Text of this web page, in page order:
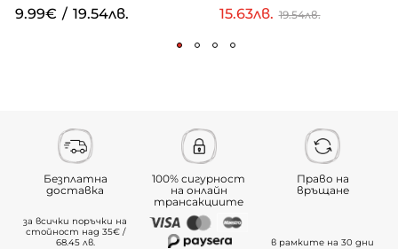
9.99€ / 19.54лв.
15.63лв. 19.54лв.
Безплатна
доставка
за всички поръчки на
стойност над 35€ /
68.45 лв.
100% сигурност
на онлайн
трансакциите
Право на
връщане
в рамките на 30 дни